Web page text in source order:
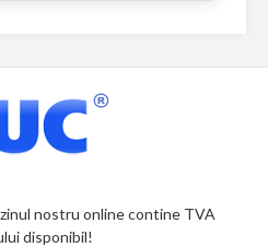
nostru online contine TVA
disponibil!